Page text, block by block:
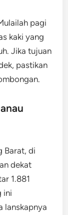
pagi
kaki yang
Jika tujuan
pastikan
Barat, di
dekat
1.881
ini
lanskapnya